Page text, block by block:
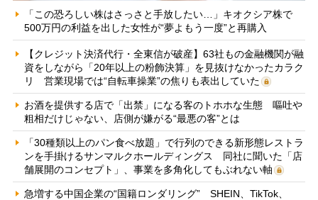
「この恐ろしい株はさっさと手放したい…」キオクシア株で
500万円の利益を出した女性が“夢よもう一度”と再購入
【クレジット決済代行・全東信が破産】63社もの金融機関が融
資をしながら「20年以上の粉飾決算」を見抜けなかったカラク
リ 営業現場では“自転車操業”の焦りも表出していた
お酒を提供する店で「出禁」になる客のトホホな生態 嘔吐や
粗相だけじゃない、店側が嫌がる“最悪の客”とは
「30種類以上のパン食べ放題」で行列のできる新形態レストラ
ンを手掛けるサンマルクホールディングス 同社に聞いた「店
舗展開のコンセプト」、事業を多角化してもぶれない軸
急増する中国企業の“国籍ロンダリング” SHEIN、TikTok、